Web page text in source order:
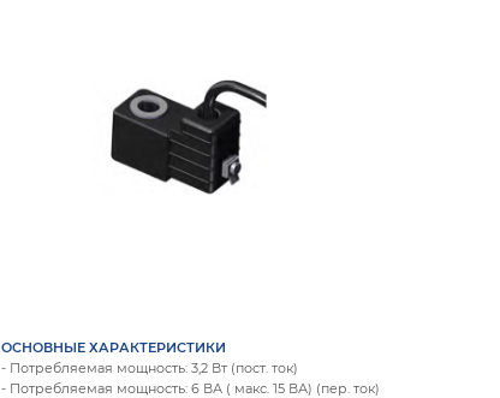
ОСНОВНЫЕ ХАРАКТЕРИСТИКИ
- Потребляемая мощность: 3,2 Вт (пост. ток)
- Потребляемая мощность: 6 ВА ( макс. 15 ВА) (пер. ток)